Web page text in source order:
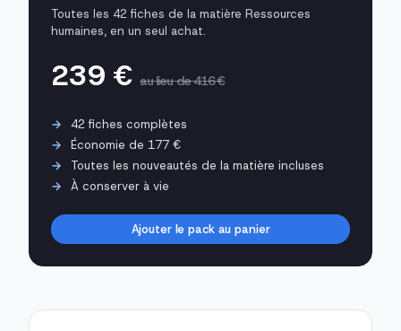
Toutes les 42 fiches de la matière Ressources
humaines, en un seul achat.
239 €au lieu de 416 €
42 fiches complètes
Économie de 177 €
Toutes les nouveautés de la matière incluses
À conserver à vie
Ajouter le pack au panier